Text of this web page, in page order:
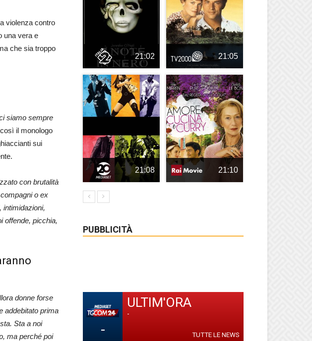
violenza contro
una vera e
che sia troppo
siamo sempre
il monologo
sui
con brutalità
o ex
intimidazioni,
offende, picchia,
donne forse
addebitato prima
Sta a noi
ma perché poi
21:02 21:05
21:08 21:10
PUBBLICITÀ
-
ULTIM'ORA
-
TUTTE LE NEWS